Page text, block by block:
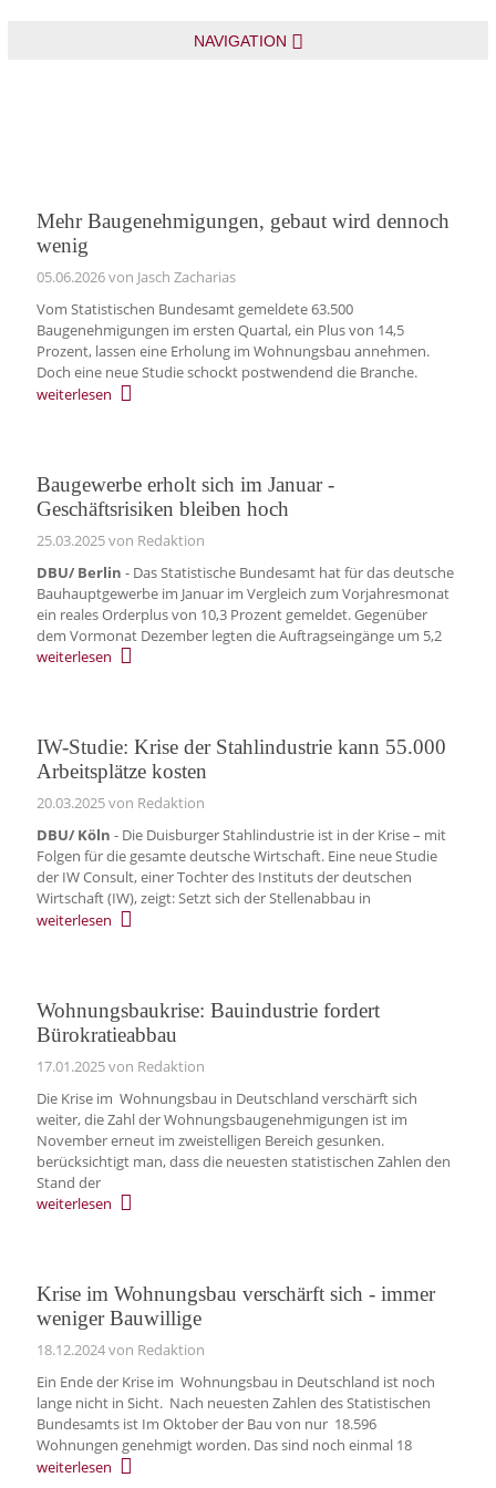
NAVIGATION
Mehr Baugenehmigungen, gebaut wird dennoch
wenig
05.06.2026von Jasch Zacharias
Vom Statistischen Bundesamt gemeldete 63.500
Baugenehmigungen im ersten Quartal, ein Plus von 14,5
Prozent, lassen eine Erholung im Wohnungsbau annehmen.
Doch eine neue Studie schockt postwendend die Branche.
weiterlesen
Baugewerbe erholt sich im Januar -
Geschäftsrisiken bleiben hoch
25.03.2025von Redaktion
DBU/ Berlin - Das Statistische Bundesamt hat für das deutsche
Bauhauptgewerbe im Januar im Vergleich zum Vorjahresmonat
ein reales Orderplus von 10,3 Prozent gemeldet. Gegenüber
dem Vormonat Dezember legten die Auftragseingänge um 5,2
weiterlesen
IW-Studie: Krise der Stahlindustrie kann 55.000
Arbeitsplätze kosten
20.03.2025von Redaktion
DBU/ Köln - Die Duisburger Stahlindustrie ist in der Krise – mit
Folgen für die gesamte deutsche Wirtschaft. Eine neue Studie
der IW Consult, einer Tochter des Instituts der deutschen
Wirtschaft (IW), zeigt: Setzt sich der Stellenabbau in
weiterlesen
Wohnungsbaukrise: Bauindustrie fordert
Bürokratieabbau
17.01.2025von Redaktion
Die Krise im Wohnungsbau in Deutschland verschärft sich
weiter, die Zahl der Wohnungsbaugenehmigungen ist im
November erneut im zweistelligen Bereich gesunken.
berücksichtigt man, dass die neuesten statistischen Zahlen den
Stand der
weiterlesen
Krise im Wohnungsbau verschärft sich - immer
weniger Bauwillige
18.12.2024von Redaktion
Ein Ende der Krise im Wohnungsbau in Deutschland ist noch
lange nicht in Sicht. Nach neuesten Zahlen des Statistischen
Bundesamts ist Im Oktober der Bau von nur 18.596
Wohnungen genehmigt worden. Das sind noch einmal 18
weiterlesen